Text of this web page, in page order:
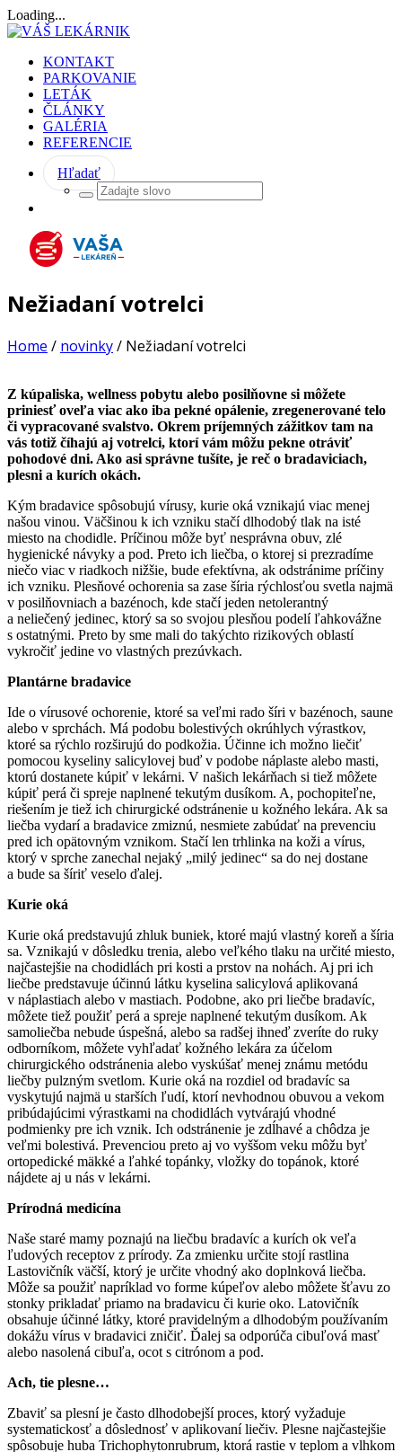
Loading...
KONTAKT
PARKOVANIE
LETÁK
ČLÁNKY
GALÉRIA
REFERENCIE
Hľadať
Nežiadaní votrelci
Home / novinky/ Nežiadaní votrelci
Z kúpaliska, wellness pobytu alebo posilňovne si môžete
priniesť oveľa viac ako iba pekné opálenie, zregenerované telo
či vypracované svalstvo. Okrem príjemných zážitkov tam na
vás totiž číhajú aj votrelci, ktorí vám môžu pekne otráviť
pohodové dni. Ako asi správne tušíte, je reč o bradaviciach,
plesni a kurích okách.
Kým bradavice spôsobujú vírusy, kurie oká vznikajú viac menej
našou vinou. Väčšinou k ich vzniku stačí dlhodobý tlak na isté
miesto na chodidle. Príčinou môže byť nesprávna obuv, zlé
hygienické návyky a pod. Preto ich liečba, o ktorej si prezradíme
niečo viac v riadkoch nižšie, bude efektívna, ak odstránime príčiny
ich vzniku. Plesňové ochorenia sa zase šíria rýchlosťou svetla najmä
v posilňovniach a bazénoch, kde stačí jeden netolerantný
a neliečený jedinec, ktorý sa so svojou plesňou podelí ľahkovážne
s ostatnými. Preto by sme mali do takýchto rizikových oblastí
vykročiť jedine vo vlastných prezúvkach.
Plantárne bradavice
Ide o vírusové ochorenie, ktoré sa veľmi rado šíri v bazénoch, saune
alebo v sprchách. Má podobu bolestivých okrúhlych výrastkov,
ktoré sa rýchlo rozširujú do podkožia. Účinne ich možno liečiť
pomocou kyseliny salicylovej buď v podobe náplaste alebo masti,
ktorú dostanete kúpiť v lekárni. V našich lekárňach si tiež môžete
kúpiť perá či spreje naplnené tekutým dusíkom. A, pochopiteľne,
riešením je tiež ich chirurgické odstránenie u kožného lekára. Ak sa
liečba vydarí a bradavice zmiznú, nesmiete zabúdať na prevenciu
pred ich opätovným vznikom. Stačí len trhlinka na koži a vírus,
ktorý v sprche zanechal nejaký „milý jedinec“ sa do nej dostane
a bude sa šíriť veselo ďalej.
Kurie oká
Kurie oká predstavujú zhluk buniek, ktoré majú vlastný koreň a šíria
sa. Vznikajú v dôsledku trenia, alebo veľkého tlaku na určité miesto,
najčastejšie na chodidlách pri kosti a prstov na nohách. Aj pri ich
liečbe predstavuje účinnú látku kyselina salicylová aplikovaná
v náplastiach alebo v mastiach. Podobne, ako pri liečbe bradavíc,
môžete tiež použiť perá a spreje naplnené tekutým dusíkom. Ak
samoliečba nebude úspešná, alebo sa radšej ihneď zveríte do ruky
odborníkom, môžete vyhľadať kožného lekára za účelom
chirurgického odstránenia alebo vyskúšať menej známu metódu
liečby pulzným svetlom. Kurie oká na rozdiel od bradavíc sa
vyskytujú najmä u starších ľudí, ktorí nevhodnou obuvou a vekom
pribúdajúcimi výrastkami na chodidlách vytvárajú vhodné
podmienky pre ich vznik. Ich odstránenie je zdĺhavé a chôdza je
veľmi bolestivá. Prevenciou preto aj vo vyššom veku môžu byť
ortopedické mäkké a ľahké topánky, vložky do topánok, ktoré
nájdete aj u nás v lekárni.
Prírodná medicína
Naše staré mamy poznajú na liečbu bradavíc a kurích ok veľa
ľudových receptov z prírody. Za zmienku určite stojí rastlina
Lastovičník väčší, ktorý je určite vhodný ako doplnková liečba.
Môže sa použiť napríklad vo forme kúpeľov alebo môžete šťavu zo
stonky prikladať priamo na bradavicu či kurie oko. Latovičník
obsahuje účinné látky, ktoré pravidelným a dlhodobým používaním
dokážu vírus v bradavici zničiť. Ďalej sa odporúča cibuľová masť
alebo nasolená cibuľa, ocot s citrónom a pod.
Ach, tie plesne…
Zbaviť sa plesní je často dlhodobejší proces, ktorý vyžaduje
systematickosť a dôslednosť v aplikovaní liečiv. Plesne najčastejšie
spôsobuje huba Trichophytonrubrum, ktorá rastie v teplom a vlhkom